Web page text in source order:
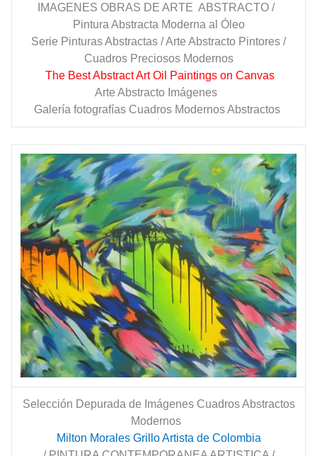
IMAGENES OBRAS DE ARTE ABSTRACTO /
Pintura Abstracta Moderna al Óleo
Serie Pinturas Abstractas / Arte Abstracto Pintores /
Cuadros Preciosos Modernos
The Best Abstract Art Oil Paintings on Canvas
Arte Abstracto Imágenes
Galería fotografías Cuadros Modernos Abstractos
Selección Depurada de Imágenes Cuadros Abstractos
Modernos
Milton Morales Grillo Artista de Colombia